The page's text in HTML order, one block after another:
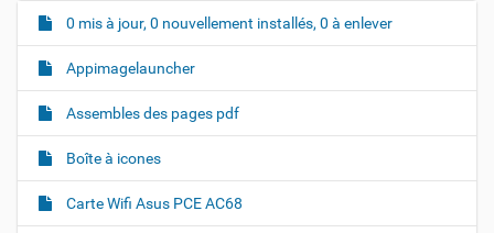
N
a
v
g
a
t
i
0 mis à jour, 0 nouvellement installés, 0 à enlever
Appimagelauncher
Assembles des pages pdf
Boîte à icones
Carte Wifi Asus PCE AC68